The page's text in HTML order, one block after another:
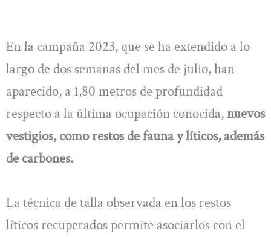
En la campaña 2023, que se ha extendido a lo
largo de dos semanas del mes de julio, han
aparecido, a 1,80 metros de profundidad
respecto a la última ocupación conocida,nuevos
vestigios, como restos de fauna y líticos, además
de carbones.
La técnica de talla observada en los restos
líticos recuperados permite asociarlos con el